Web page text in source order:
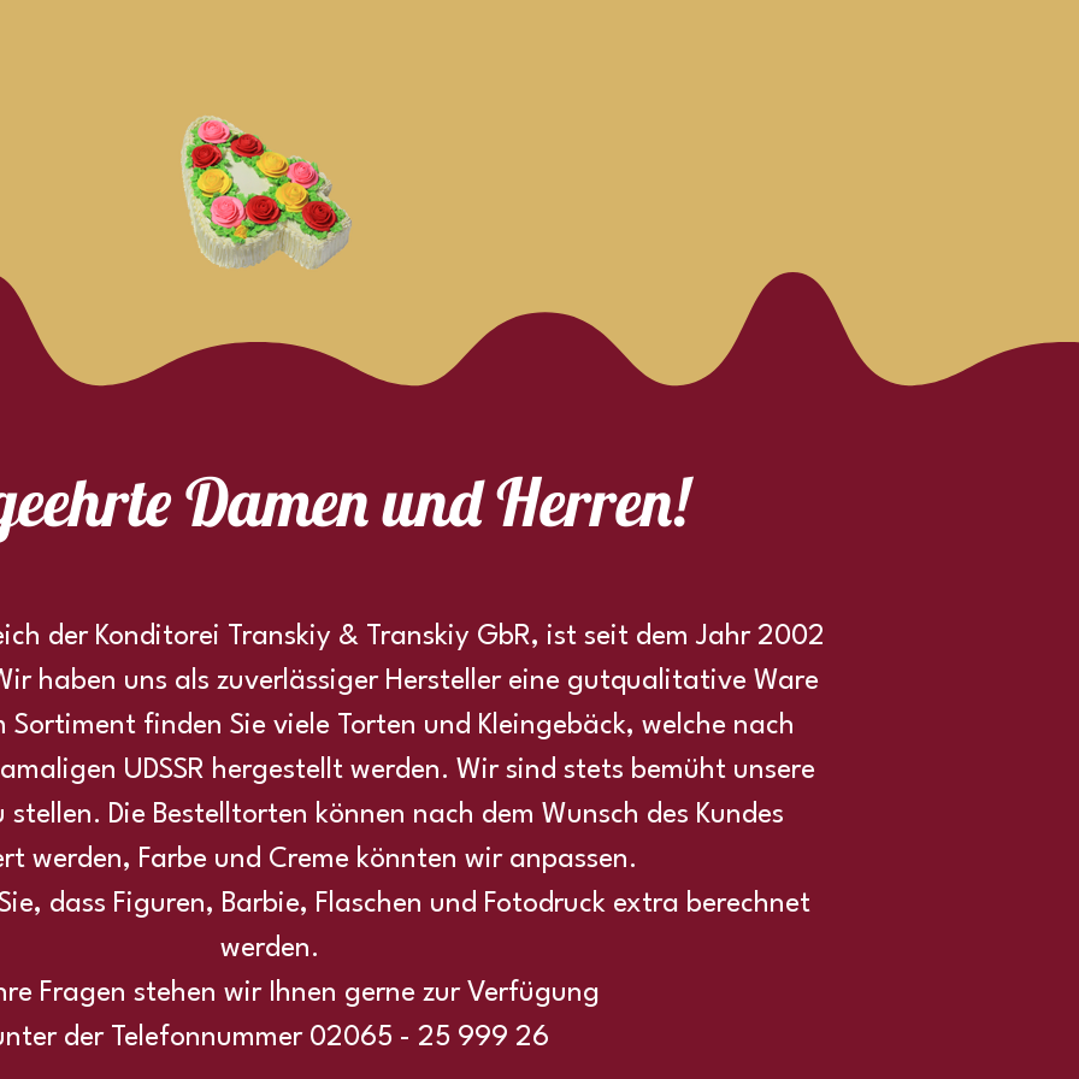
Damen und Herren!
der Konditorei Transkiy & Transkiy GbR, ist seit dem Jahr 2002
haben uns als zuverlässiger Hersteller eine gutqualitative Ware
Sortiment finden Sie viele Torten und Kleingebäck, welche nach
UDSSR hergestellt werden. Wir sind stets bemüht unsere
stellen. Die Bestelltorten können nach dem Wunsch des Kundes
werden, Farbe und Creme könnten wir anpassen.
dass Figuren, Barbie, Flaschen und Fotodruck extra berechnet
werden.
Fragen stehen wir Ihnen gerne zur Verfügung
der Telefonnummer 02065 - 25 999 26